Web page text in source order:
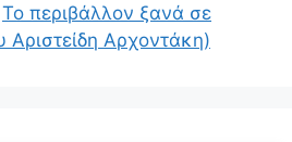
Το περιβάλλον ξανά σε
Αριστείδη Αρχοντάκη)